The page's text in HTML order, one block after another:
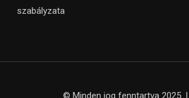
szabályzata
© Minden jog fenntartva 2025.